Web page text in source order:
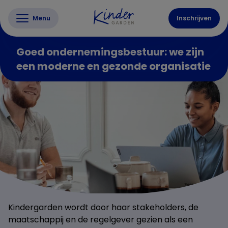
Menu Inschrijven
Goed ondernemingsbestuur: we zijn
een moderne en gezonde organisatie
Kindergarden wordt door haar stakeholders, de
maatschappij en de regelgever gezien als een